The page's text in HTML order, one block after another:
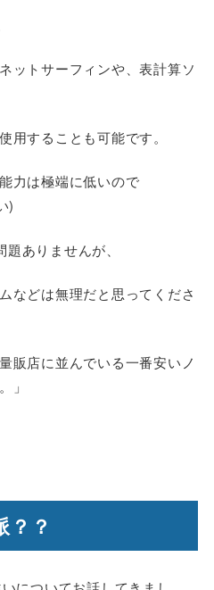
ットサーフィンや、表計算ソ
用することも可能です。
力は極端に低いので
)
ありませんが、
などは無理だと思ってくださ
販店に並んでいる一番安いノ
」
？